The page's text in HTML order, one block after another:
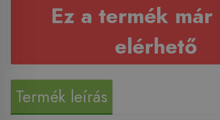
Ez a termék már
elérhető
Termék leírás